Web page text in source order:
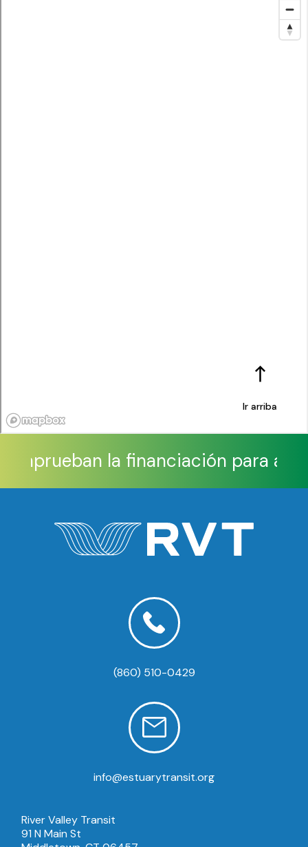
Ir arriba
aprueban la financiación para
(860) 510-0429
info@estuarytransit.org
River Valley Transit
91 N Main St